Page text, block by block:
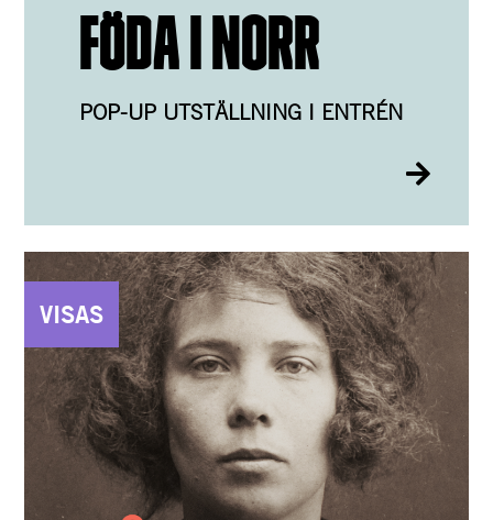
FÖDA I NORR
POP-UP UTSTÄLLNING I ENTRÉN
VISAS